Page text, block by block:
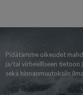
Pidätämme oikeudet
ja/tai virheelliseen tietoon
sekä hinnanmuutoksiin